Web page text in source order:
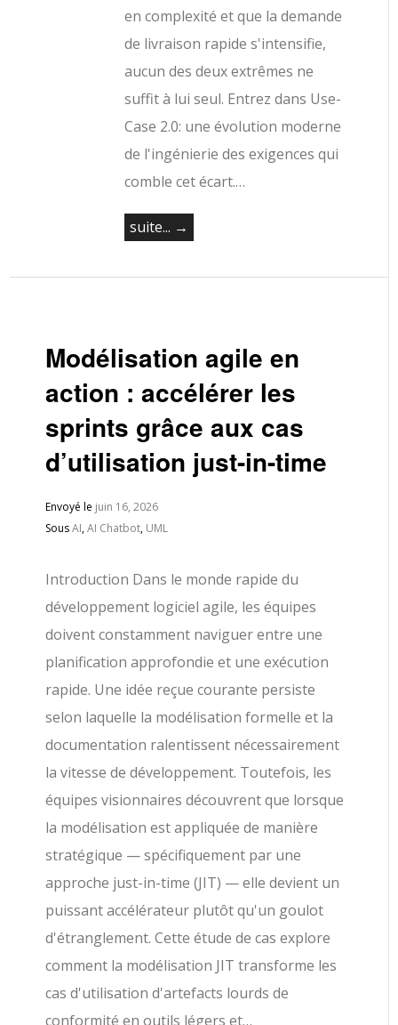
en complexité et que la demande
de livraison rapide s'intensifie,
aucun des deux extrêmes ne
suffit à lui seul. Entrez dans Use-
Case 2.0: une évolution moderne
de l'ingénierie des exigences qui
comble cet écart.…
suite... →
Modélisation agile en
action : accélérer les
sprints grâce aux cas
d’utilisation just-in-time
Envoyé le juin 16, 2026
SousAI,AI Chatbot, UML
Introduction Dans le monde rapide du
développement logiciel agile, les équipes
doivent constamment naviguer entre une
planification approfondie et une exécution
rapide. Une idée reçue courante persiste
selon laquelle la modélisation formelle et la
documentation ralentissent nécessairement
la vitesse de développement. Toutefois, les
équipes visionnaires découvrent que lorsque
la modélisation est appliquée de manière
stratégique — spécifiquement par une
approche just-in-time (JIT) — elle devient un
puissant accélérateur plutôt qu'un goulot
d'étranglement. Cette étude de cas explore
comment la modélisation JIT transforme les
cas d'utilisation d'artefacts lourds de
conformité en outils légers et…